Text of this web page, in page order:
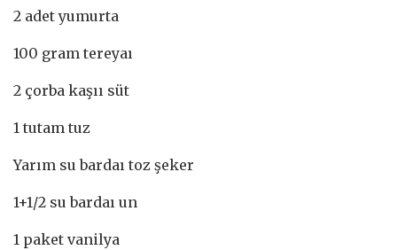
2 adet yumurta
100 gram tereyaı
2 çorba kaşıı süt
1 tutam tuz
Yarım su bardaı toz şeker
1+1/2 su bardaı un
1 paket vanilya